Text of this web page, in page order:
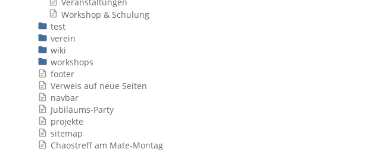
Veranstaltungen
Workshop & Schulung
test
verein
wiki
workshops
footer
Verweis auf neue Seiten
navbar
Jubiläums-Party
projekte
sitemap
Chaostreff am Mate-Montag